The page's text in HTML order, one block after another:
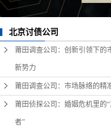
北京讨债公司
莆田调查公司：创新引领下的
新势力
莆田调查公司：市场脉络的精
莆田侦探公司：婚姻危机里的
者”